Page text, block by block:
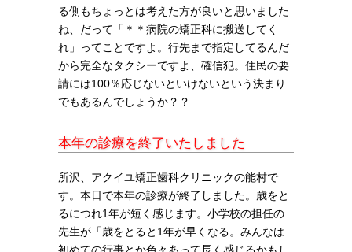
る側もちょっとは考えた方が良いと思いました
ね、だって「＊＊病院の矯正科に搬送してく
れ」ってことですよ。行先まで指定してるんだ
から完全なタクシーですよ、確信犯。住民の要
請には100％応じないといけないという決まり
でもあるんでしょうか？？
本年の診療を終了いたしました
所沢、アクイユ矯正歯科クリニックの能村で
す。本日で本年の診療が終了しました。歳をと
るにつれ1年が短く感じます。小学校の担任の
先生が「歳をとると1年が早くなる。みんなは